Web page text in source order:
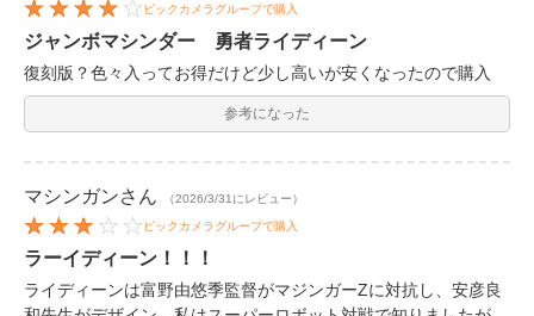
ビックカメラグループで購入
ジャンボマシンダー 勇者ライディーン
復刻版？色々入ってお得だけど少し高いが安くなったので購入
参考になった
マシンガンさん （2026/3/31にレビュー）
ビックカメラグループで購入
ラーイディーン！！！
ライディーンは富野由悠季監督がマジンガーZに対抗し、安彦良